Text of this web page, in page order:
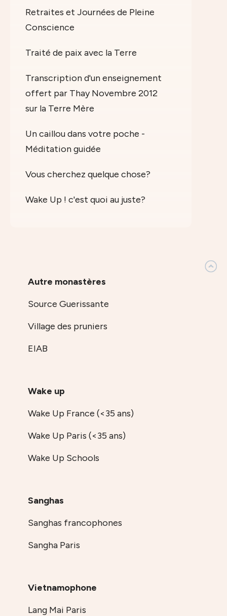
Retraites et Journées de Pleine
Conscience
Traité de paix avec la Terre
Transcription d'un enseignement
offert par Thay Novembre 2012
sur la Terre Mère
Un caillou dans votre poche -
Méditation guidée
Vous cherchez quelque chose?
Wake Up ! c'est quoi au juste?
Autre monastères
Source Guerissante
Village des pruniers
EIAB
Wake up
Wake Up France (<35 ans)
Wake Up Paris (<35 ans)
Wake Up Schools
Sanghas
Sanghas francophones
Sangha Paris
Vietnamophone
Lang Mai Paris